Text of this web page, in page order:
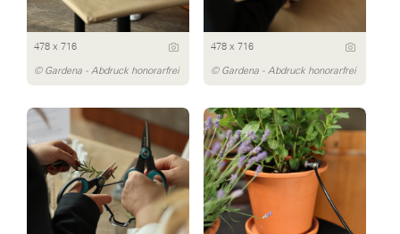
478 x 716
© Gardena - Abdruck honorarfrei
478 x 716
© Gardena - Abdruck honorarfrei